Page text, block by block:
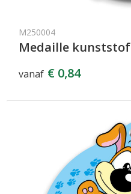
M250004
Medaille kunststof
vanaf € 0,84